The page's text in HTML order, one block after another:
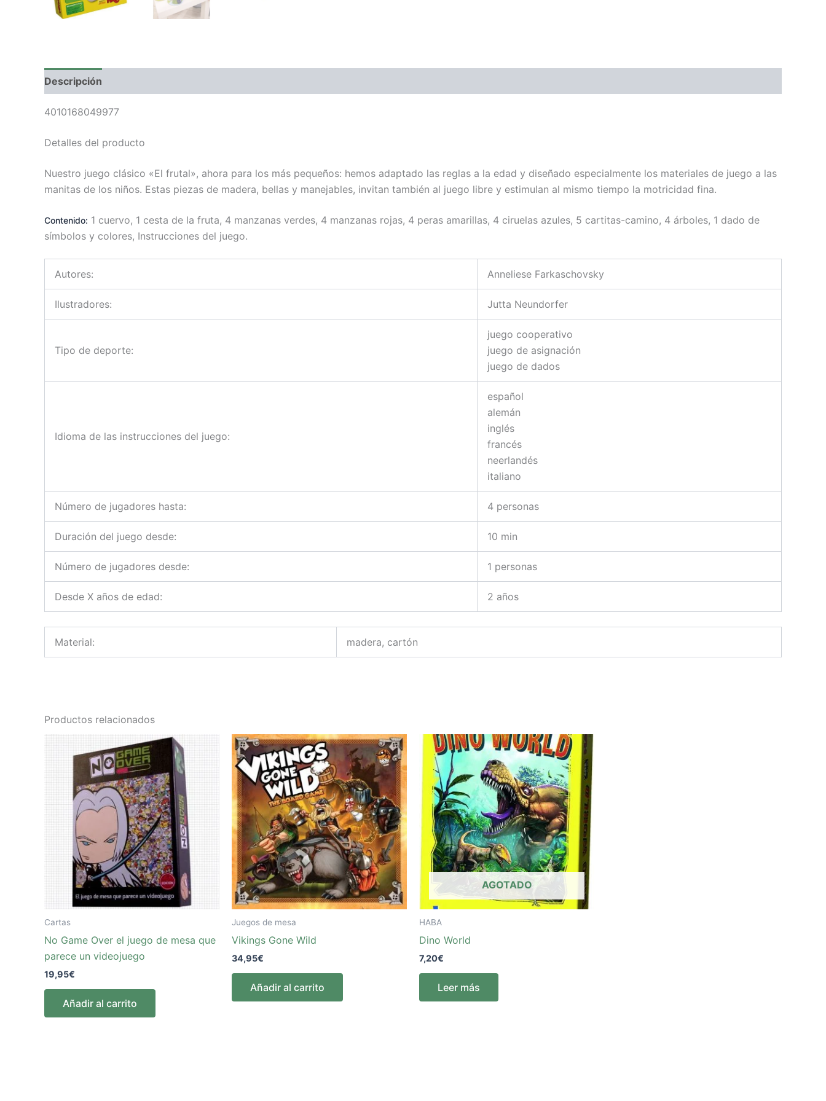
Descripción
4010168049977
Detalles del producto
Nuestro juego clásico «El frutal», ahora para los más pequeños: hemos adaptado las reglas a la edad y diseñado especialmente los materiales de juego a las
manitas de los niños. Estas piezas de madera, bellas y manejables, invitan también al juego libre y estimulan al mismo tiempo la motricidad fina.
Contenido: 1 cuervo, 1 cesta de la fruta, 4 manzanas verdes, 4 manzanas rojas, 4 peras amarillas, 4 ciruelas azules, 5 cartitas-camino, 4 árboles, 1 dado de
símbolos y colores, Instrucciones del juego.
Autores: Anneliese Farkaschovsky
Ilustradores: Jutta Neundorfer
Tipo de deporte:
juego cooperativo
juego de asignación
juego de dados
Idioma de las instrucciones del juego:
español
alemán
inglés
francés
neerlandés
italiano
Número de jugadores hasta: 4 personas
Duración del juego desde: 10 min
Número de jugadores desde: 1 personas
Desde X años de edad: 2 años
Material: madera, cartón
Productos relacionados
Cartas
No Game Over el juego de mesa que
parece un videojuego
19,95€
Añadir al carrito
Juegos de mesa
Vikings Gone Wild
34,95€
Añadir al carrito
AGOTADO
HABA
Dino World
7,20€
Leer más